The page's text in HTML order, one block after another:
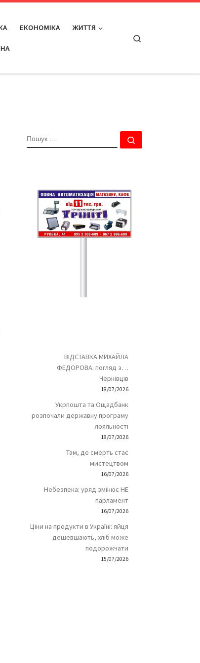
ЕКОНОМІКА ЖИТТЯ
ПОШУК
ВІДСТАВКА МИХАЙЛА
ФЕДОРОВА: погляд з…
Чернівців
18/07/2026
Укрпошта та Ощадбанк
розпочали державну програму
лояльності
18/07/2026
Там, де смерть стає
мистецтвом
16/07/2026
Небезпека: уряд змінює НЕ
парламент
16/07/2026
Ціни на продукти в Україні: яйця
дешевшають, хліб може
подорожчати
15/07/2026